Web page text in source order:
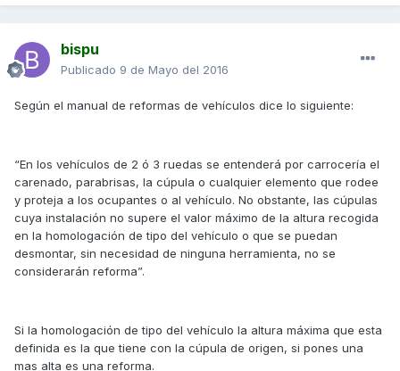
bispu
Publicado 9 de Mayo del 2016
Según el manual de reformas de vehículos dice lo siguiente:
“En los vehículos de 2 ó 3 ruedas se entenderá por carrocería el
carenado, parabrisas, la cúpula o cualquier elemento que rodee
y proteja a los ocupantes o al vehículo. No obstante, las cúpulas
cuya instalación no supere el valor máximo de la altura recogida
en la homologación de tipo del vehículo o que se puedan
desmontar, sin necesidad de ninguna herramienta, no se
considerarán reforma”.
Si la homologación de tipo del vehículo la altura máxima que esta
definida es la que tiene con la cúpula de origen, si pones una
mas alta es una reforma.